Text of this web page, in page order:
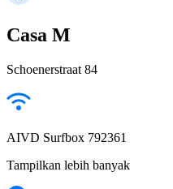
Casa M
Schoenerstraat 84
AIVD Surfbox 792361
Tampilkan lebih banyak